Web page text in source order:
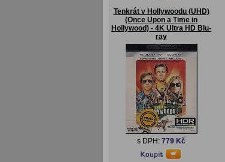
Tenkrát v Hollywoodu (UHD)
(Once Upon a Time in
Hollywood) - 4K Ultra HD Blu-
ray
s DPH: 779 Kč